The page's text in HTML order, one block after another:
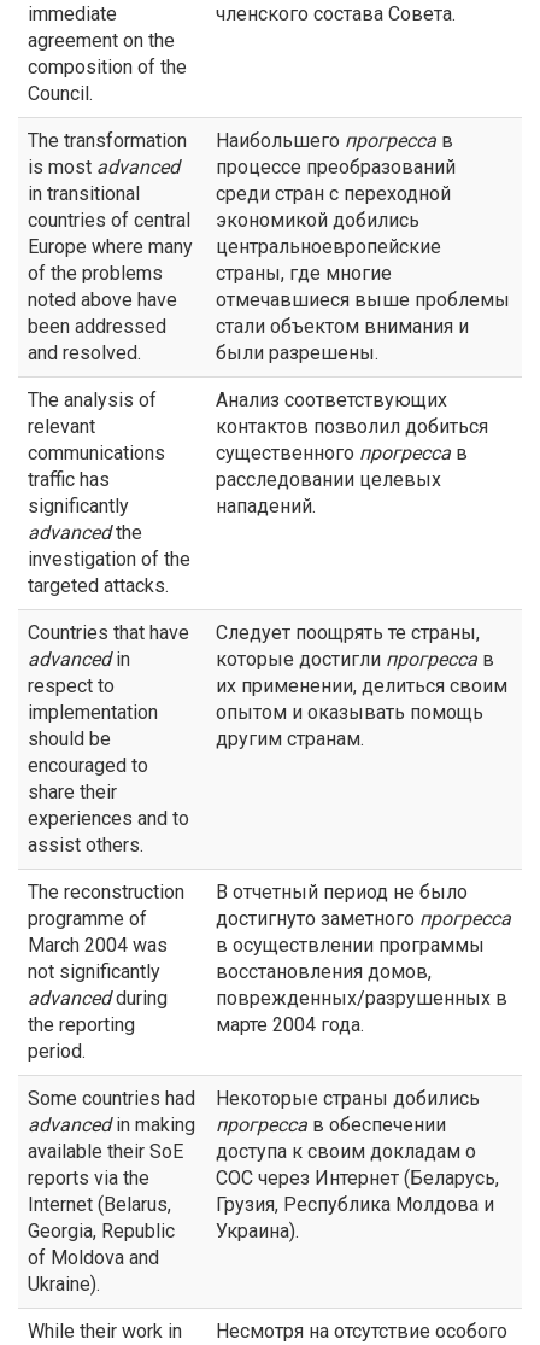
immediate
agreement on the
composition of the
Council.
членского состава Совета.
The transformation
is most advanced
in transitional
countries of central
Europe where many
of the problems
noted above have
been addressed
and resolved.
Наибольшего прогресса в
процессе преобразований
среди стран с переходной
экономикой добились
центральноевропейские
страны, где многие
отмечавшиеся выше проблемы
стали объектом внимания и
были разрешены.
The analysis of
relevant
communications
traffic has
significantly
advancedthe
investigation of the
targeted attacks.
Анализ соответствующих
контактов позволил добиться
существенного прогресса в
расследовании целевых
нападений.
Countries that have
advancedin
respect to
implementation
should be
encouraged to
share their
experiences and to
assist others.
Следует поощрять те страны,
которые достигли прогресса в
их применении, делиться своим
опытом и оказывать помощь
другим странам.
The reconstruction
programme of
March 2004 was
not significantly
advancedduring
the reporting
period.
В отчетный период не было
достигнуто заметного прогресса
в осуществлении программы
восстановления домов,
поврежденных/разрушенных в
марте 2004 года.
Some countries had
advancedin making
available their SoE
reports via the
Internet (Belarus,
Georgia, Republic
of Moldova and
Ukraine).
Некоторые страны добились
прогресса в обеспечении
доступа к своим докладам о
СОС через Интернет (Беларусь,
Грузия, Республика Молдова и
Украина).
While their work in
Несмотря на отсутствие особого